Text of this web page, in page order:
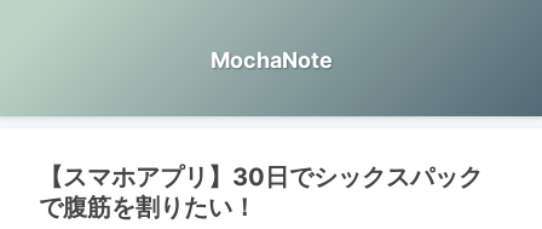
MochaNote
【スマホアプリ】30日でシックスパック
で腹筋を割りたい！